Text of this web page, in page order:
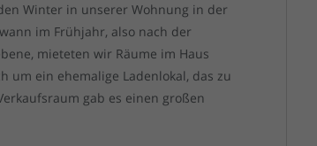
Winter in unserer Wohnung in der
im Frühjahr, also nach der
mieteten wir Räume im Haus
um ein ehemalige Ladenlokal, das zu
gab es einen großen